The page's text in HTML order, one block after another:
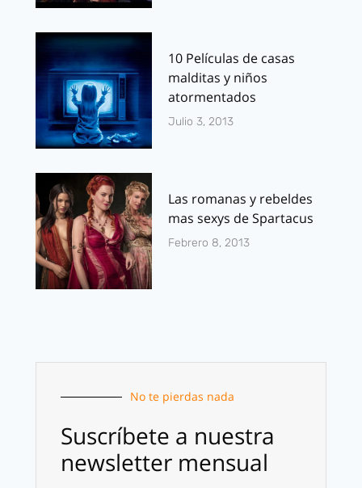
10 Películas de casas
malditas y niños
atormentados
Julio 3, 2013
Las romanas y rebeldes
mas sexys de Spartacus
Febrero 8, 2013
No te pierdas nada
Suscríbete a nuestra
newsletter mensual